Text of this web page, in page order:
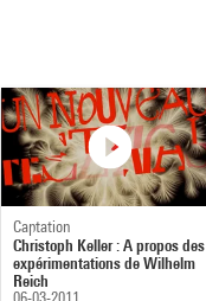
Captation
Christoph Keller : A propos des
expérimentations de Wilhelm
Reich